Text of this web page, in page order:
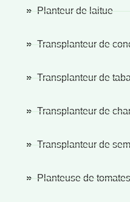
Planteur de laitue
Transplanteur de
Transplanteur de
Transplanteur de
Transplanteur de
Planteuse de tomates